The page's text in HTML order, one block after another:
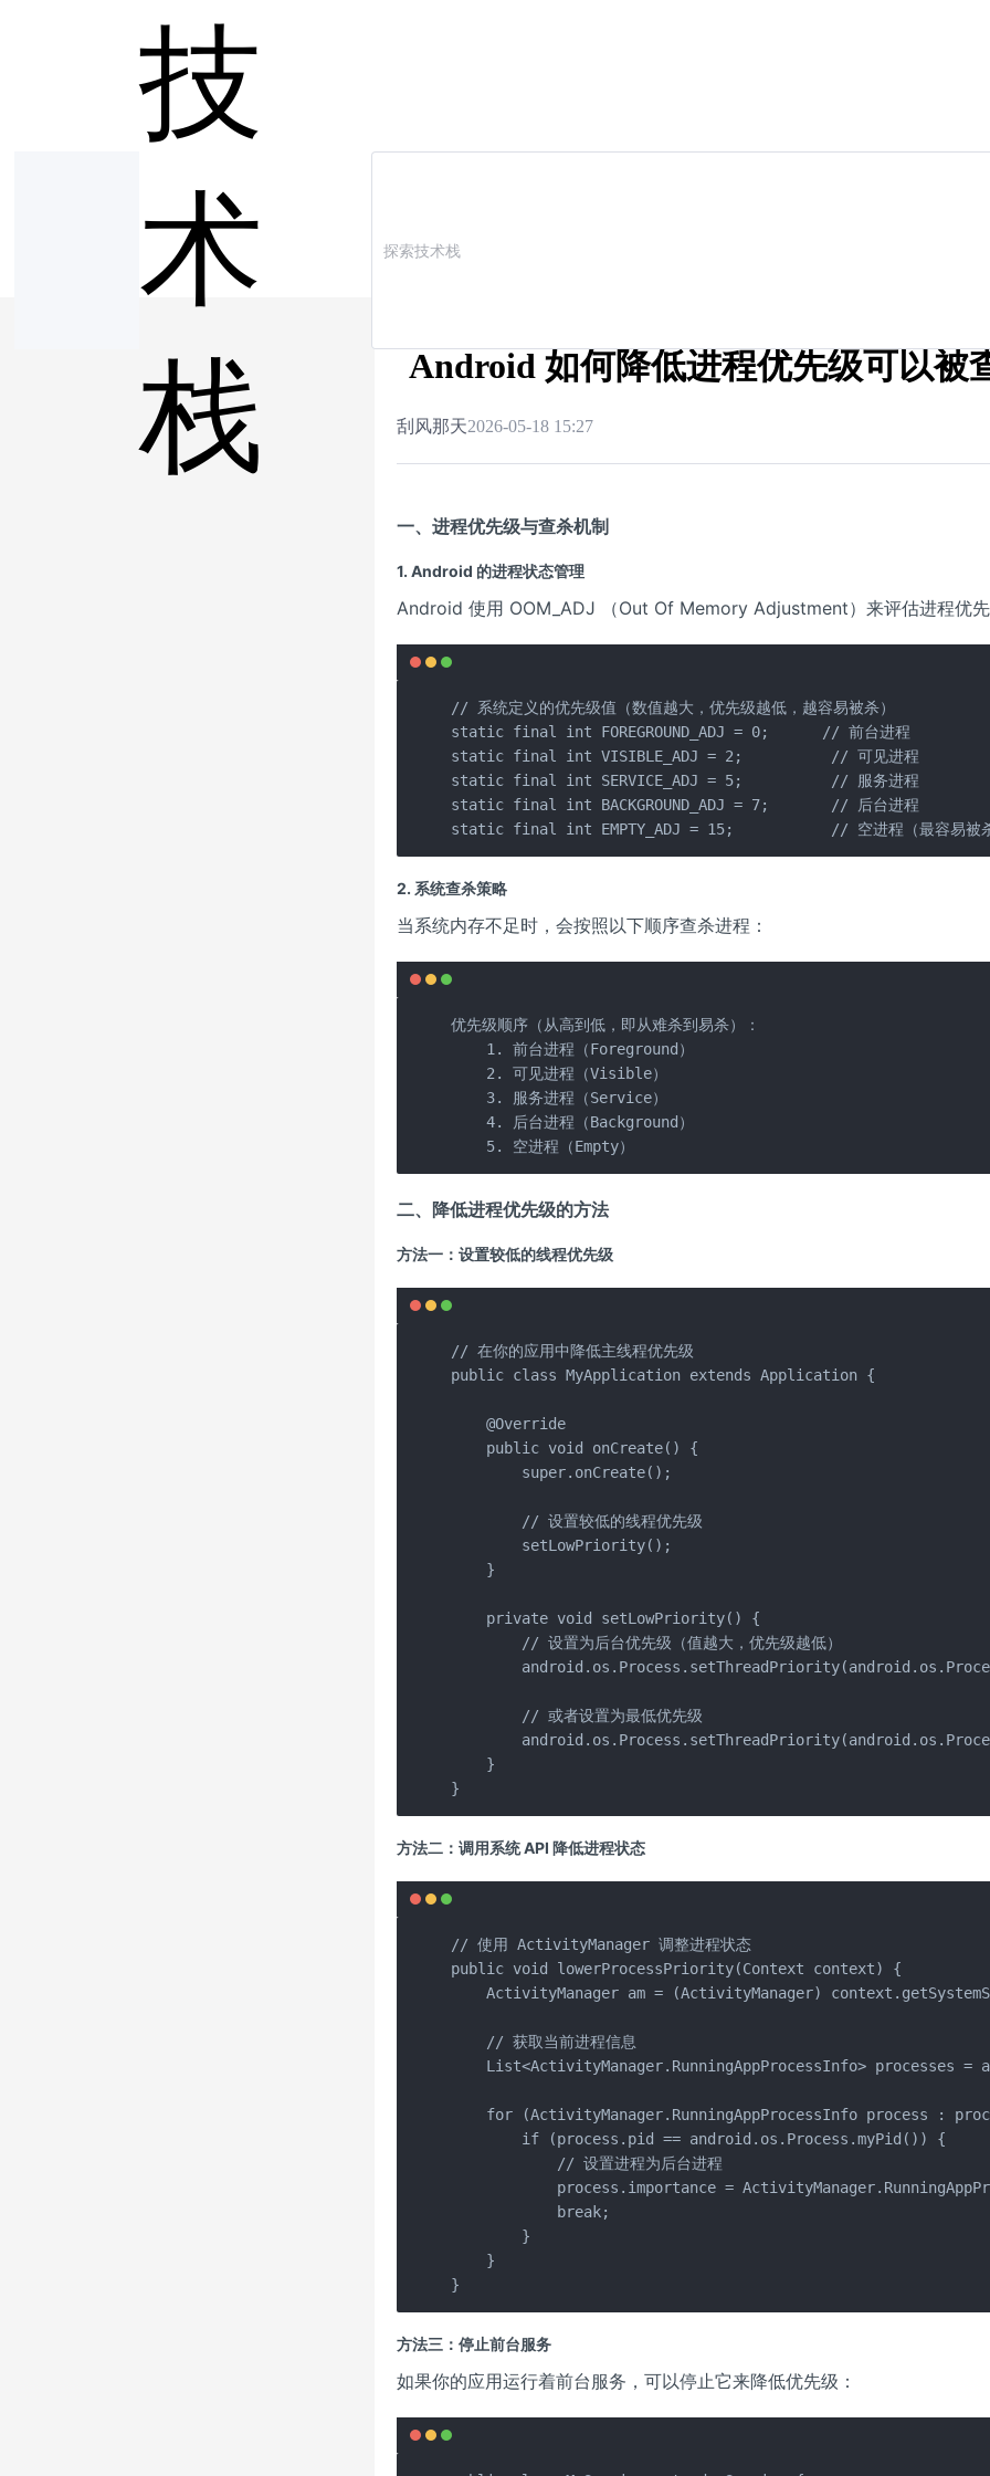
技
术
栈
Android 如何降低进程优先级可以被
刮风那天2026-05-18 15:27
一、进程优先级与查杀机制
1. Android 的进程状态管理
Android 使用 OOM_ADJ （Out Of Memory Adjustment）来评估进程优
// 系统定义的优先级值（数值越大，优先级越低，越容易被杀）
static final int FOREGROUND_ADJ = 0;      // 前台进程
static final int VISIBLE_ADJ = 2;          // 可见进程
static final int SERVICE_ADJ = 5;          // 服务进程
static final int BACKGROUND_ADJ = 7;       // 后台进程
static final int EMPTY_ADJ = 15;           // 空进程（最容易被
2. 系统查杀策略
当系统内存不足时，会按照以下顺序查杀进程：
优先级顺序（从高到低，即从难杀到易杀）：
    1. 前台进程（Foreground）
    2. 可见进程（Visible）
    3. 服务进程（Service）
    4. 后台进程（Background）
    5. 空进程（Empty）
二、降低进程优先级的方法
方法一：设置较低的线程优先级
// 在你的应用中降低主线程优先级
public class MyApplication extends Application {
    @Override
    public void onCreate() {
        super.onCreate();
        // 设置较低的线程优先级
        setLowPriority();
    }
    private void setLowPriority() {
        // 设置为后台优先级（值越大，优先级越低）
        // 或者设置为最低优先级
    }
}
方法二：调用系统 API 降低进程状态
// 使用 ActivityManager 调整进程状态
public void lowerProcessPriority(Context context) {
ActivityManager am = (ActivityManager)
    // 获取当前进程信息
List<ActivityManager.RunningAppProcessInfo> processes =
for (ActivityManager.RunningAppProcessInfo process :
        if (process.pid == android.os.Process.myPid()) {
            // 设置进程为后台进程
process.importance =
            break;
        }
    }
}
方法三：停止前台服务
如果你的应用运行着前台服务，可以停止它来降低优先级：